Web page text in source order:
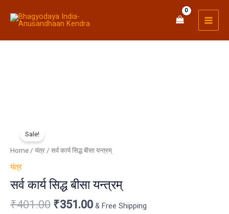
Sale!
Home/ यंत्र/ सर्व कार्य सिद्ध बीसा यन्त्रम्
यंत्र
सर्व कार्य सिद्ध बीसा यन्त्रम्
₹401.00
was:
₹401.00.
₹351.00
is:
₹351.00.
& Free Shipping
सिद्ध
यन्त्रम्
quantity